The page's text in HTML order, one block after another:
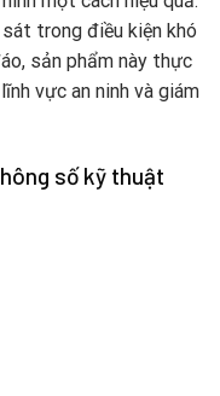
trong điều kiện khó
sản phẩm này thực
vực an ninh và giám
số kỹ thuật